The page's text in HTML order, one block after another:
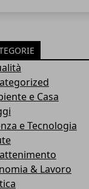
e Casa
e Tecnologia
& Lavoro